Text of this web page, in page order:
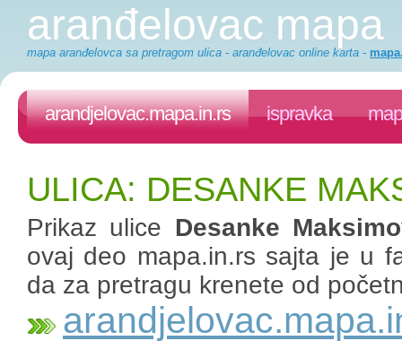
aranđelovac mapa
mapa aranđelovca sa pretragom ulica - aranđelovac online karta -
arandjelovac.mapa.in.rs ispravka
ULICA: DESANKE
Prikaz ulice Desanke
ovaj deo mapa.in.rs sajta je u
da za pretragu krenete od